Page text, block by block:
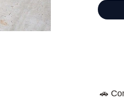
🚗